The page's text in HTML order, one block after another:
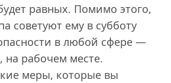
равных. Помимо этого,
советуют ему в субботу
в любой сфере —
рабочем месте.
меры, которые вы